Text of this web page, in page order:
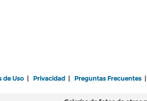
de Uso Privacidad Preguntas Frecuentes